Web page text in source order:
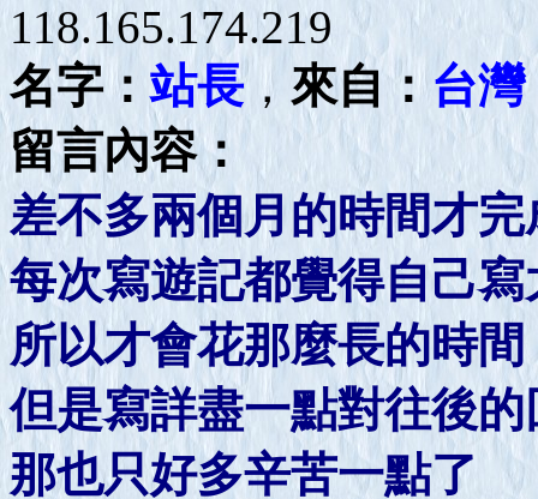
118.165.174.219
名字：站長， 來自：台灣
留言內容：
差不多兩個月的時間才
每次寫遊記都覺得自己寫
所以才會花那麼長的時間
但是寫詳盡一點對往後
那也只好多辛苦一點了